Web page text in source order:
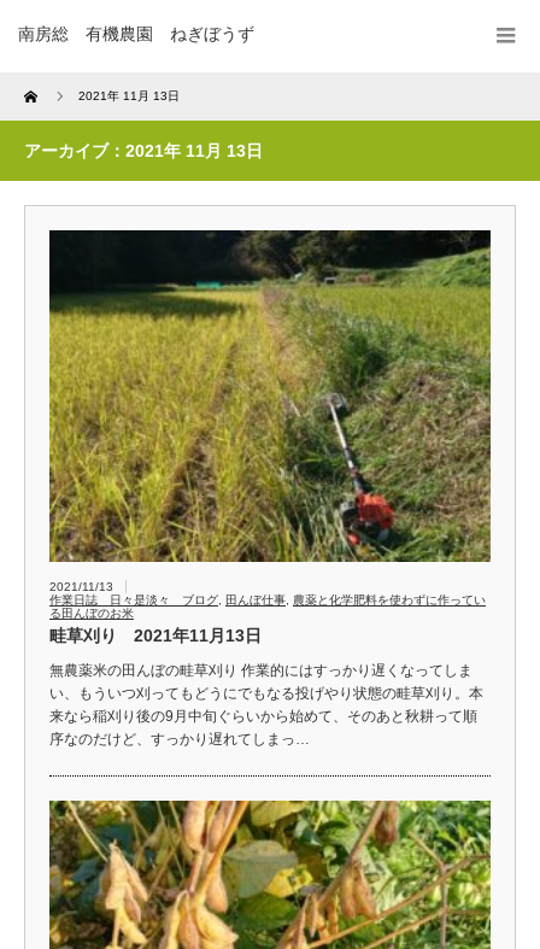
南房総 有機農園 ねぎぼうず
Home 2021年 11月 13日
アーカイブ：2021年 11月 13日
2021/11/13
作業日誌 日々是淡々 ブログ
田んぼ仕事
農薬と化学肥料を使わずに作ってい
る田んぼのお米
畦草刈り 2021年11月13日
無農薬米の田んぼの畦草刈り 作業的にはすっかり遅くなってしま
い、もういつ刈ってもどうにでもなる投げやり状態の畦草刈り。本
来なら稲刈り後の9月中旬ぐらいから始めて、そのあと秋耕って順
序なのだけど、すっかり遅れてしまっ…